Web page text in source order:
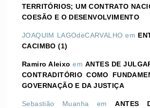
TERRITÓRIOS; UM CONTRATO
COESÃO E O DESENVOLVIMENTO
JOAQUIM LAGOdeCARVALHO em
CACIMBO (1)
Ramiro Aleixo emANTES DE
CONTRADITÓRIO COMO
GOVERNAÇÃO E DA JUSTIÇA
Sebastião Muanha emANTES